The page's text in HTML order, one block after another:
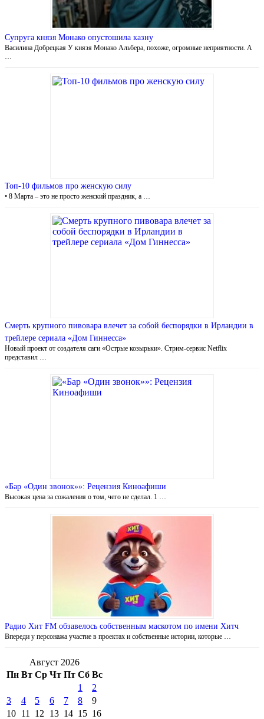
Супруга князя Монако опустошила казну
Василина Добрецкая У князя Монако Альбера, похоже, огромные неприятности. А
Топ-10 фильмов про женскую силу
• 8 Марта – это не просто женский праздник, а …
Смерть крупного пивовара влечет за собой беспорядки в Ирландии в
трейлере сериала «Дом Гиннесса»
Новый проект от создателя саги «Острые козырьки». Стрим-сервис Netflix
представил …
«Бар «Один звонок»»: Рецензия Киноафиши
Высокая цена за сожаления о том, чего не сделал. 1 …
Радио Хит FM обзавелось собственным маскотом по имени Хитч
Впереди у персонажа участие в проектах и собственные истории, которые …
Август 2026
Пн Вт Ср Чт Пт Сб Вс
1
2
3
4 5 6 7 8
9
10 11 12 13 14 15 16